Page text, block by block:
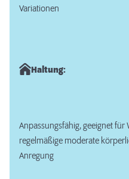
Variationen
Haltung:
Anpassungsfähig, geeignet
regelmäßige moderate
Anregung